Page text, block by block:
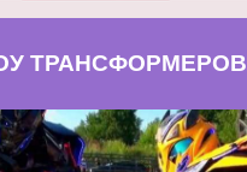
ТРАНСФОРМЕРОВ